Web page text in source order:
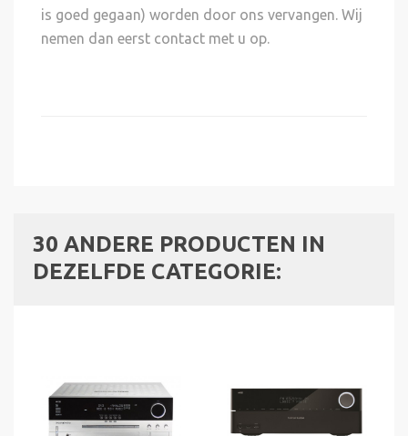
is goed gegaan) worden door ons vervangen. Wij
nemen dan eerst contact met u op.
30 ANDERE PRODUCTEN IN
DEZELFDE CATEGORIE: